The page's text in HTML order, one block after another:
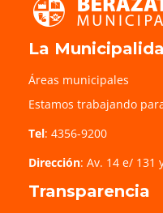
La
Áreas municipales
Estamos trabajando
Tel: 4356-9200
Dirección: Av. 14 e/ 131
Transparencia